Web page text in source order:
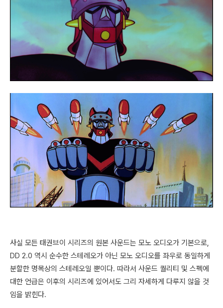
사실 모든 태권브이 시리즈의 원본 사운드는 모노 오디오가 기본으로,
DD 2.0 역시 순수한 스테레오가 아닌 모노 오디오를 좌우로 동일하게
분할한 명목상의 스테레오일 뿐이다. 따라서 사운드 퀄리티 및 스펙에
대한 언급은 이후의 시리즈에 있어서도 그리 자세하게 다루지 않을 것
임을 밝힌다.